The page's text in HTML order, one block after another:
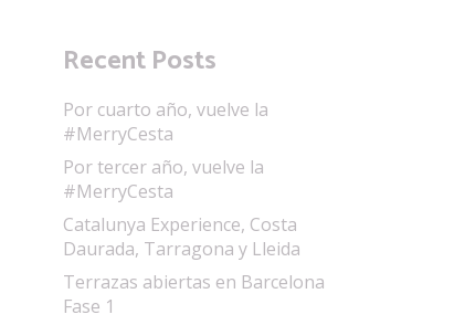
Recent Posts
Por cuarto año, vuelve la
#MerryCesta
Por tercer año, vuelve la
#MerryCesta
Catalunya Experience, Costa
Daurada, Tarragona y Lleida
Terrazas abiertas en Barcelona
Fase 1